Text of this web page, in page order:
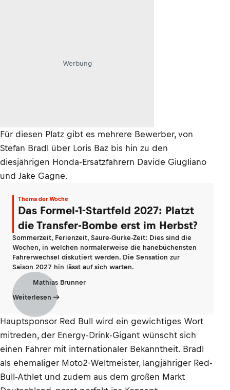
Werbung
Für diesen Platz gibt es mehrere Bewerber, von
Stefan Bradl über Loris Baz bis hin zu den
diesjährigen Honda-Ersatzfahrern Davide Giugliano
und Jake Gagne.
Thema der Woche
Das Formel-1-Startfeld 2027: Platzt
die Transfer-Bombe erst im Herbst?
Sommerzeit, Ferienzeit, Saure-Gurke-Zeit: Dies sind die
Wochen, in welchen normalerweise die hanebüchensten
Fahrerwechsel diskutiert werden. Die Sensation zur
Saison 2027 hin lässt auf sich warten.
Mathias Brunner
Weiterlesen
Hauptsponsor Red Bull wird ein gewichtiges Wort
mitreden, der Energy-Drink-Gigant wünscht sich
einen Fahrer mit internationaler Bekanntheit. Bradl
als ehemaliger Moto2-Weltmeister, langjähriger Red-
Bull-Athlet und zudem aus dem großen Markt